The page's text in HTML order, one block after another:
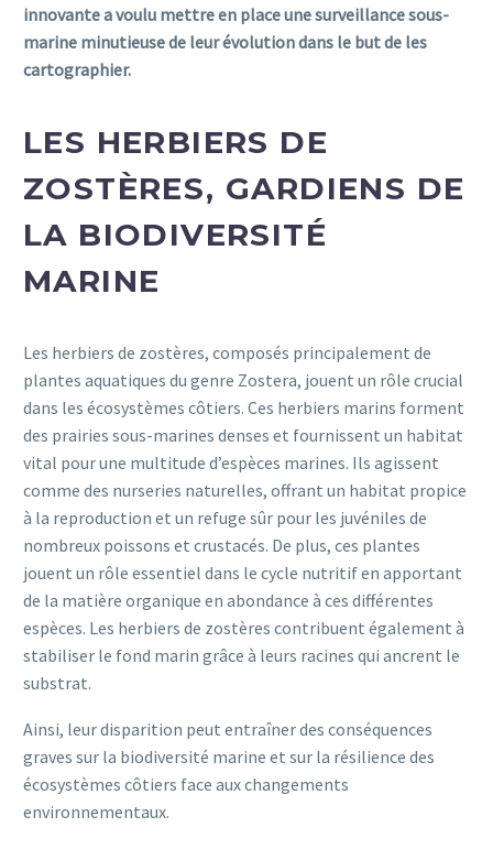
innovante a voulu mettre en place une surveillance sous-
marine minutieuse de leur évolution dans le but de les
cartographier.
LES HERBIERS DE
ZOSTÈRES, GARDIENS DE
LA BIODIVERSITÉ
MARINE
Les herbiers de zostères, composés principalement de
plantes aquatiques du genre Zostera, jouent un rôle crucial
dans les écosystèmes côtiers. Ces herbiers marins forment
des prairies sous-marines denses et fournissent un habitat
vital pour une multitude d’espèces marines. Ils agissent
comme des nurseries naturelles, offrant un habitat propice
à la reproduction et un refuge sûr pour les juvéniles de
nombreux poissons et crustacés. De plus, ces plantes
jouent un rôle essentiel dans le cycle nutritif en apportant
de la matière organique en abondance à ces différentes
espèces. Les herbiers de zostères contribuent également à
stabiliser le fond marin grâce à leurs racines qui ancrent le
substrat.
Ainsi, leur disparition peut entraîner des conséquences
graves sur la biodiversité marine et sur la résilience des
écosystèmes côtiers face aux changements
environnementaux.